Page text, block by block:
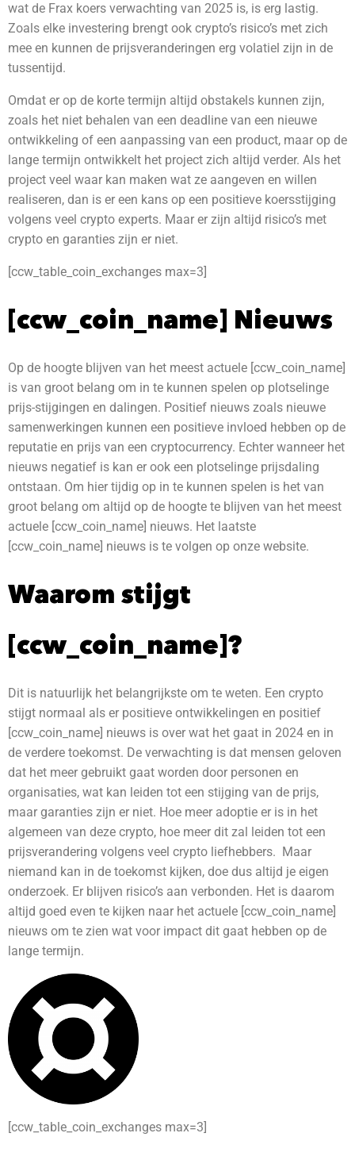
wat de Frax koers verwachting van 2025 is, is erg lastig.
Zoals elke investering brengt ook crypto’s risico’s met zich
mee en kunnen de prijsveranderingen erg volatiel zijn in de
tussentijd.
Omdat er op de korte termijn altijd obstakels kunnen zijn,
zoals het niet behalen van een deadline van een nieuwe
ontwikkeling of een aanpassing van een product, maar op de
lange termijn ontwikkelt het project zich altijd verder. Als het
project veel waar kan maken wat ze aangeven en willen
realiseren, dan is er een kans op een positieve koersstijging
volgens veel crypto experts. Maar er zijn altijd risico’s met
crypto en garanties zijn er niet.
[ccw_table_coin_exchanges max=3]
[ccw_coin_name] Nieuws
Op de hoogte blijven van het meest actuele [ccw_coin_name]
is van groot belang om in te kunnen spelen op plotselinge
prijs-stijgingen en dalingen. Positief nieuws zoals nieuwe
samenwerkingen kunnen een positieve invloed hebben op de
reputatie en prijs van een cryptocurrency. Echter wanneer het
nieuws negatief is kan er ook een plotselinge prijsdaling
ontstaan. Om hier tijdig op in te kunnen spelen is het van
groot belang om altijd op de hoogte te blijven van het meest
actuele [ccw_coin_name] nieuws. Het laatste
[ccw_coin_name] nieuws is te volgen op onze website.
Waarom stijgt
[ccw_coin_name]?
Dit is natuurlijk het belangrijkste om te weten. Een crypto
stijgt normaal als er positieve ontwikkelingen en positief
[ccw_coin_name] nieuws is over wat het gaat in 2024 en in
de verdere toekomst. De verwachting is dat mensen geloven
dat het meer gebruikt gaat worden door personen en
organisaties, wat kan leiden tot een stijging van de prijs,
maar garanties zijn er niet. Hoe meer adoptie er is in het
algemeen van deze crypto, hoe meer dit zal leiden tot een
prijsverandering volgens veel crypto liefhebbers. Maar
niemand kan in de toekomst kijken, doe dus altijd je eigen
onderzoek. Er blijven risico’s aan verbonden. Het is daarom
altijd goed even te kijken naar het actuele [ccw_coin_name]
nieuws om te zien wat voor impact dit gaat hebben op de
lange termijn.
[ccw_table_coin_exchanges max=3]